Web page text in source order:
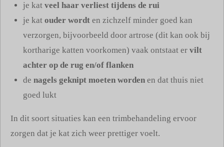
je kat veel haar verliest tijdens de rui
je kat ouder wordt en zichzelf minder goed kan
verzorgen, bijvoorbeeld door artrose (dit kan ook bij
kortharige katten voorkomen) vaak ontstaat er vilt
achter op de rug en/of flanken
de nagels geknipt moeten worden en dat thuis niet
goed lukt
In dit soort situaties kan een trimbehandeling ervoor
zorgen dat je kat zich weer prettiger voelt.